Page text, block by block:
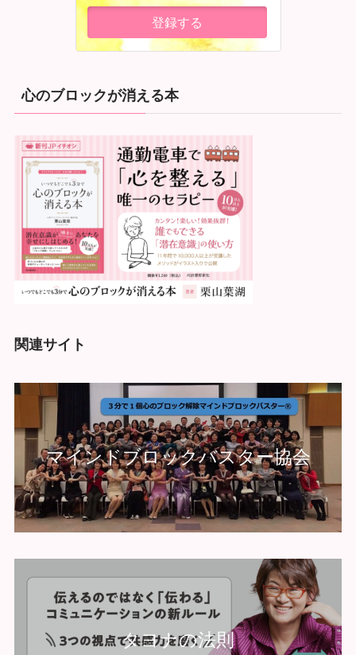
心のブロックが消える本
関連サイト
マインドブロックバスター協会
タヨナの法則